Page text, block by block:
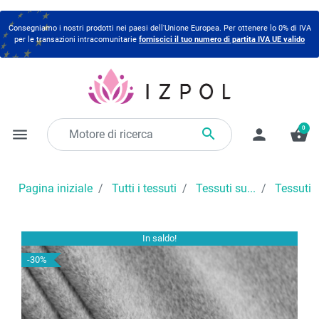
Consegniamo i nostri prodotti nei paesi dell'Unione Europea. Per ottenere lo 0% di IVA
per le transazioni intracomunitarie forniscici il tuo numero di partita IVA UE valido
menu  person shopping_basket
0
Pagina iniziale Tutti i tessuti Tessuti su... Tessuti
In saldo!
-30%